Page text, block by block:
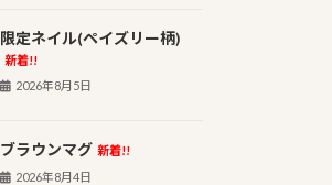
限定ネイル(ペイズリー柄)
新着!!
2026年8月5日
ブラウンマグ 新着!!
2026年8月4日